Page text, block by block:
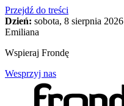
Przejdź do treści
Dzień: sobota, 8 sierpnia 2026
Emiliana
Wspieraj Frondę
Wesprzyj nas